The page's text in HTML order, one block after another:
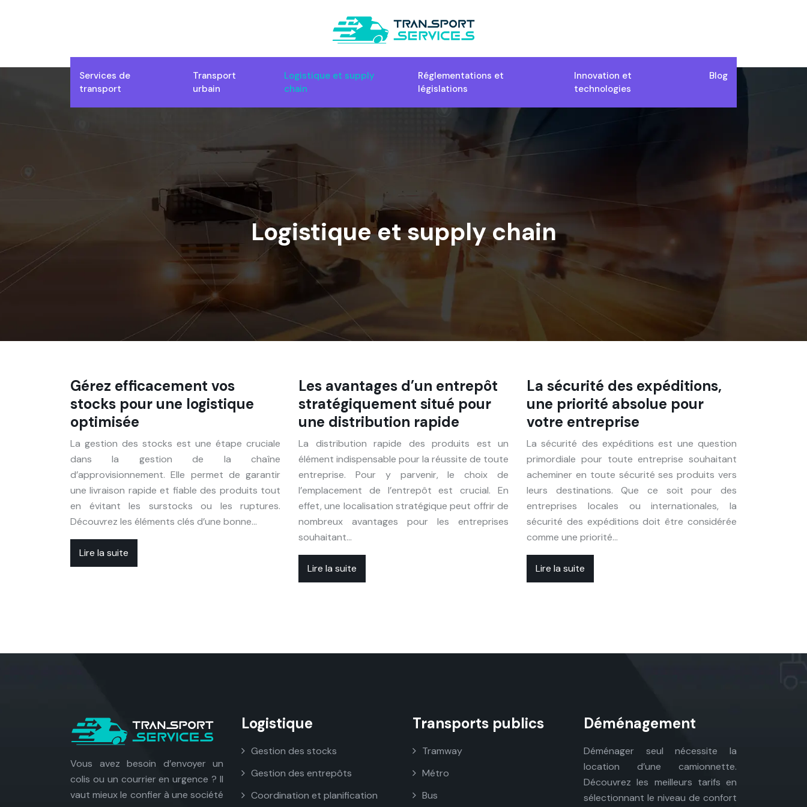
Services de
transport
Transport
urbain
Logistique et supply
chain
Réglementations et
législations
Innovation et
technologies
Blog
Logistique et supply chain
Gérez efficacement vos
stocks pour une logistique
optimisée
La gestion des stocks est une étape cruciale
dans la gestion de la chaîne
d’approvisionnement. Elle permet de garantir
une livraison rapide et fiable des produits tout
en évitant les surstocks ou les ruptures.
Découvrez les éléments clés d’une bonne…
Lire la suite
Les avantages d’un entrepôt
stratégiquement situé pour
une distribution rapide
La distribution rapide des produits est un
élément indispensable pour la réussite de toute
entreprise. Pour y parvenir, le choix de
l’emplacement de l’entrepôt est crucial. En
effet, une localisation stratégique peut offrir de
nombreux avantages pour les entreprises
souhaitant…
Lire la suite
La sécurité des expéditions,
une priorité absolue pour
votre entreprise
La sécurité des expéditions est une question
primordiale pour toute entreprise souhaitant
acheminer en toute sécurité ses produits vers
leurs destinations. Que ce soit pour des
entreprises locales ou internationales, la
sécurité des expéditions doit être considérée
comme une priorité…
Lire la suite
Vous avez besoin d’envoyer un
colis ou un courrier en urgence ? Il
vaut mieux le confier à une société
Logistique
Gestion des stocks
Gestion des entrepôts
Coordination et planification
Transports publics
Tramway
Métro
Bus
Déménagement
Déménager seul nécessite la
location d’une camionnette.
Découvrez les meilleurs tarifs en
sélectionnant le niveau de confort